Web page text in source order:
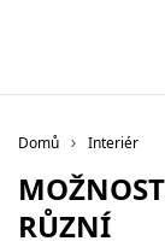
Domů Interiér
RŮZNÍ